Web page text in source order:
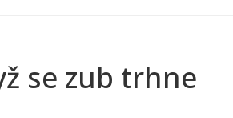
se zub trhne